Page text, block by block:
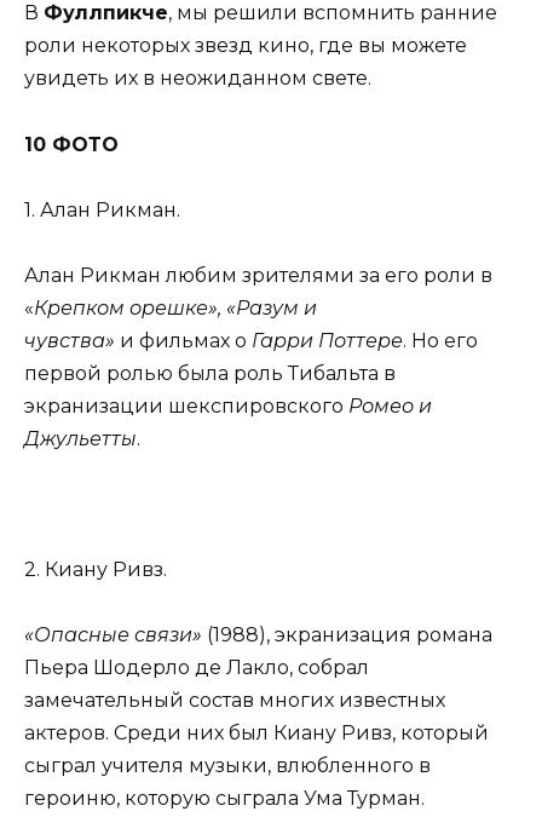
В Фуллпикче, мы решили вспомнить ранние
роли некоторых звезд кино, где вы можете
увидеть их в неожиданном свете.
10 ФОТО
1. Алан Рикман.
Алан Рикман любим зрителями за его роли в
«Крепком орешке», «Разум и
чувства» и фильмах о Гарри Поттере. Но его
первой ролью была роль Тибальта в
экранизации шекспировского Ромео и
Джульетты.
2. Киану Ривз.
«Опасные связи» (1988), экранизация романа
Пьера Шодерло де Лакло, собрал
замечательный состав многих известных
актеров. Среди них был Киану Ривз, который
сыграл учителя музыки, влюбленного в
героиню, которую сыграла Ума Турман.